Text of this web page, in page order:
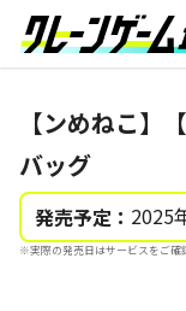
【ンめねこ】
バッグ
発売予定： 2025
※実際の発売日はサービスをご確